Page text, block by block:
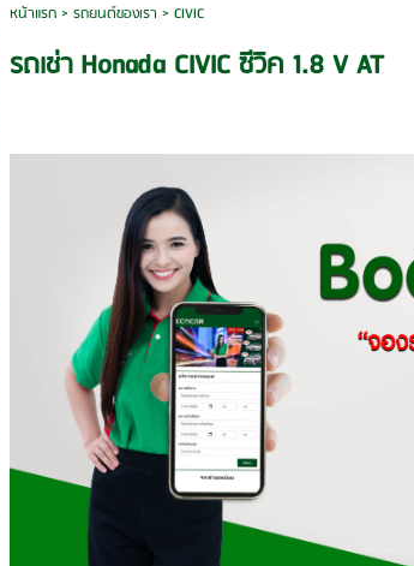
หน้าแรก> รถยนต์ของเรา > CIVIC
รถเช่า Honada CIVIC ซีวิค 1.8 V AT